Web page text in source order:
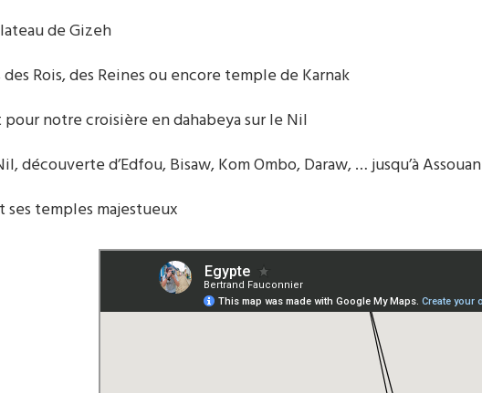
de Gizeh
Rois, des Reines ou encore temple de Karnak
notre croisière en dahabeya sur le Nil
découverte d’Edfou, Bisaw, Kom Ombo, Daraw, … jusqu’à Assouan
temples majestueux